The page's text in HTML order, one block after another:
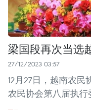
梁国段再次当选
27/12/2023 03:57
12月27日，越南农
农民协会第八届执行